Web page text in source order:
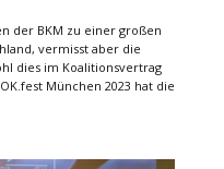
der BKM zu einer großen
vermisst aber die
dies im Koalitionsvertrag
München 2023 hat die